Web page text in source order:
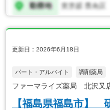
更新日：2026年6月18日
パート・アルバイト 調剤薬局
ファーマライズ薬局 北沢又
【福島県福島市】